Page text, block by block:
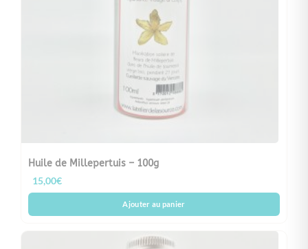
Huile de Millepertuis – 100g
15,00€
Ajouter au panier